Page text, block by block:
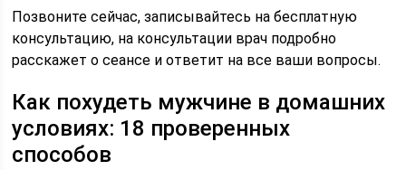
Позвоните сейчас, записывайтесь на бесплатную
консультацию, на консультации врач подробно
расскажет о сеансе и ответит на все ваши вопросы.
Как похудеть мужчине в домашних
условиях: 18 проверенных
способов